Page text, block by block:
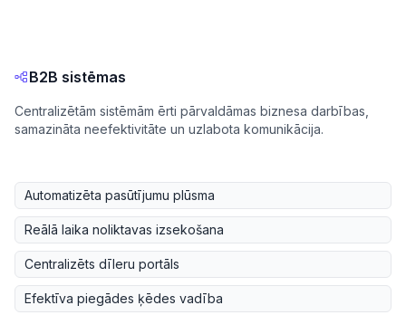
B2B sistēmas
Centralizētām sistēmām ērti pārvaldāmas biznesa darbības,
samazināta neefektivitāte un uzlabota komunikācija.
Automatizēta pasūtījumu plūsma
Reālā laika noliktavas izsekošana
Centralizēts dīleru portāls
Efektīva piegādes ķēdes vadība